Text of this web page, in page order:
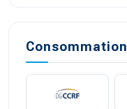
Consommation